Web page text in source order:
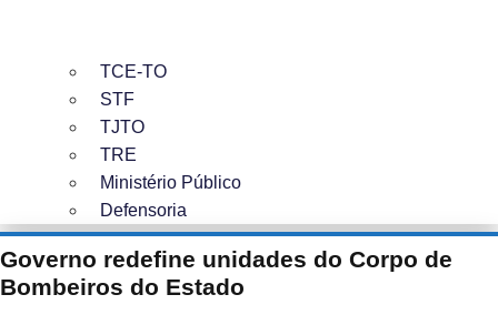
TCE-TO
STF
TJTO
TRE
Ministério Público
Defensoria
Governo redefine unidades do Corpo de
Bombeiros do Estado